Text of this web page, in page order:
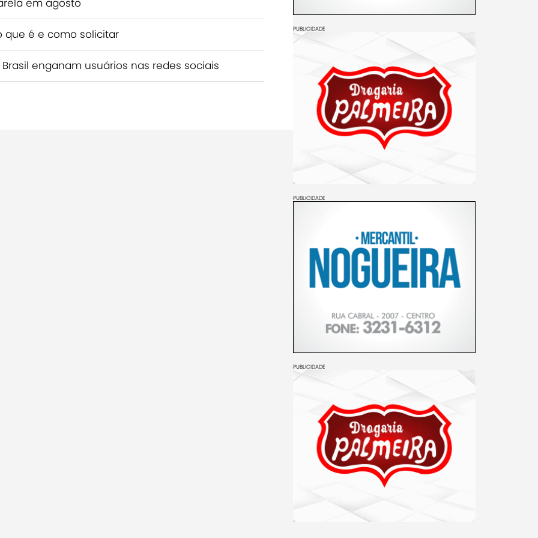
em agosto
que é e como solicitar
enganam usuários nas redes sociais
PUBLICIDADE
PUBLICIDADE
PUBLICIDADE